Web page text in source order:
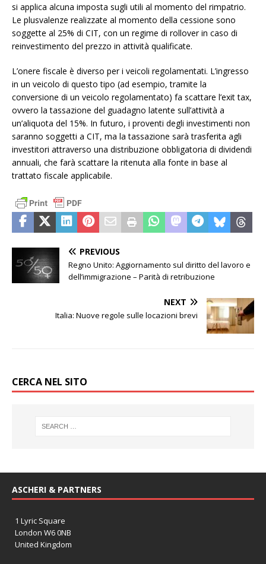
si applica alcuna imposta sugli utili al momento del rimpatrio.
Le plusvalenze realizzate al momento della cessione sono
soggette al 25% di CIT, con un regime di rollover in caso di
reinvestimento del prezzo in attività qualificate.
L’onere fiscale è diverso per i veicoli regolamentati. L’ingresso
in un veicolo di questo tipo (ad esempio, tramite la
conversione di un veicolo regolamentato) fa scattare l’exit tax,
ovvero la tassazione del guadagno latente sull’attività a
un’aliquota del 15%. In futuro, i proventi degli investimenti non
saranno soggetti a CIT, ma la tassazione sarà trasferita agli
investitori attraverso una distribuzione obbligatoria di dividendi
annuali, che farà scattare la ritenuta alla fonte in base al
trattato fiscale applicabile.
PREVIOUS
Regno Unito: Aggiornamento sul diritto del lavoro e
dell’immigrazione – Parità di retribuzione
NEXT
Italia: Nuove regole sulle locazioni brevi
CERCA NEL SITO
ASCHERI & PARTNERS
1 Lyric Square
London W6 0NB
United Kingdom